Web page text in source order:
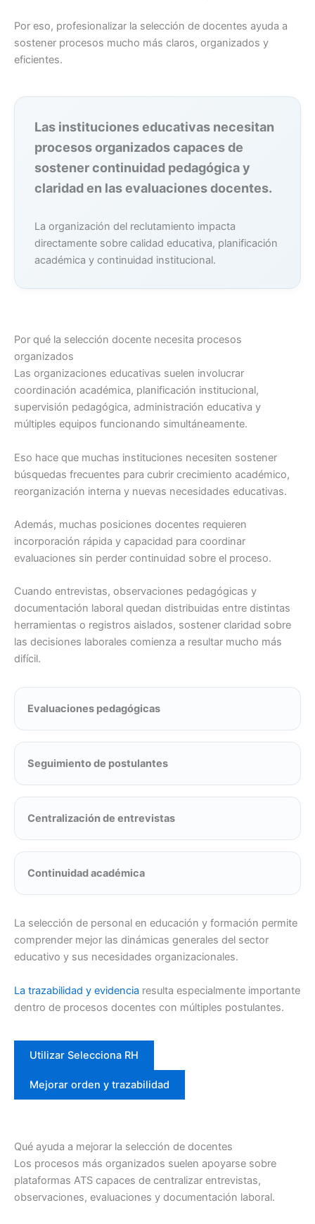
Por eso, profesionalizar la selección de docentes ayuda a
sostener procesos mucho más claros, organizados y
eficientes.
Las instituciones educativas necesitan
procesos organizados capaces de
sostener continuidad pedagógica y
claridad en las evaluaciones docentes.
La organización del reclutamiento impacta
directamente sobre calidad educativa, planificación
académica y continuidad institucional.
Por qué la selección docente necesita procesos
organizados
Las organizaciones educativas suelen involucrar
coordinación académica, planificación institucional,
supervisión pedagógica, administración educativa y
múltiples equipos funcionando simultáneamente.
Eso hace que muchas instituciones necesiten sostener
búsquedas frecuentes para cubrir crecimiento académico,
reorganización interna y nuevas necesidades educativas.
Además, muchas posiciones docentes requieren
incorporación rápida y capacidad para coordinar
evaluaciones sin perder continuidad sobre el proceso.
Cuando entrevistas, observaciones pedagógicas y
documentación laboral quedan distribuidas entre distintas
herramientas o registros aislados, sostener claridad sobre
las decisiones laborales comienza a resultar mucho más
difícil.
Evaluaciones pedagógicas
Seguimiento de postulantes
Centralización de entrevistas
Continuidad académica
La selección de personal en educación y formación permite
comprender mejor las dinámicas generales del sector
educativo y sus necesidades organizacionales.
La trazabilidad y evidencia resulta especialmente importante
dentro de procesos docentes con múltiples postulantes.
Utilizar Selecciona RH
Mejorar orden y trazabilidad
Qué ayuda a mejorar la selección de docentes
Los procesos más organizados suelen apoyarse sobre
plataformas ATS capaces de centralizar entrevistas,
observaciones, evaluaciones y documentación laboral.